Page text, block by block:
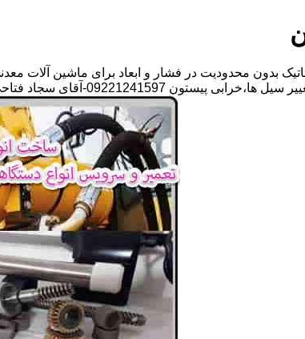
بدون محدودیت در فشار و ابعاد برای ماشین آلات
09221241597-آقای سجاد فتاحی